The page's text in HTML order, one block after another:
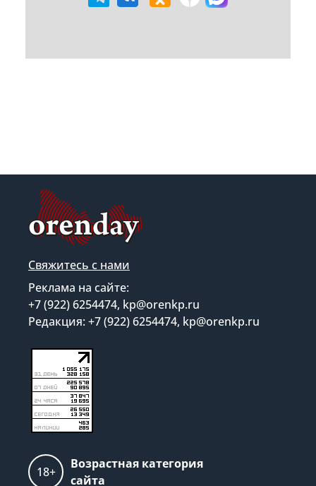
Свяжитесь с нами
Реклама на сайте:
+7 (922) 6254474, kp@orenkp.ru
Редакция: +7 (922) 6254474, kp@orenkp.ru
18+
Возрастная категория
сайта